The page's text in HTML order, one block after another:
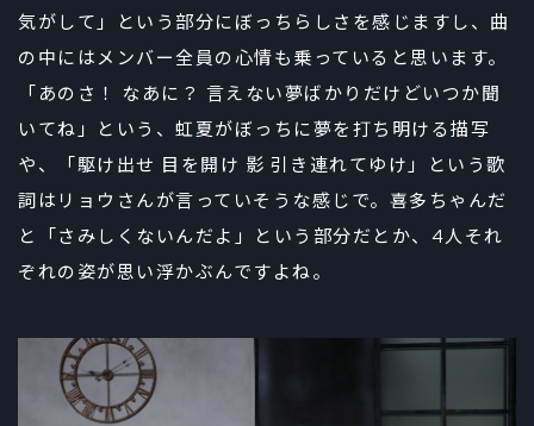
気がして」という部分にぼっちらしさを感じますし、曲
の中にはメンバー全員の心情も乗っていると思います。
「あのさ！ なあに？ 言えない夢ばかりだけどいつか聞
いてね」という、虹夏がぼっちに夢を打ち明ける描写
や、「駆け出せ 目を開け 影 引き連れてゆけ」という歌
詞はリョウさんが言っていそうな感じで。喜多ちゃんだ
と「さみしくないんだよ」という部分だとか、4人それ
ぞれの姿が思い浮かぶんですよね。